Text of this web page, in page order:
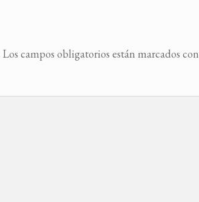
Los campos obligatorios están marcados con